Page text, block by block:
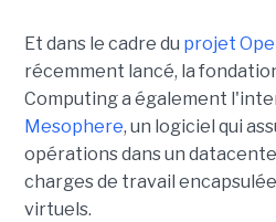
Et dans le cadre du projet
récemment lancé, la
Computing a également
Mesophere, un logiciel qui
opérations dans un
charges de travail
virtuels.